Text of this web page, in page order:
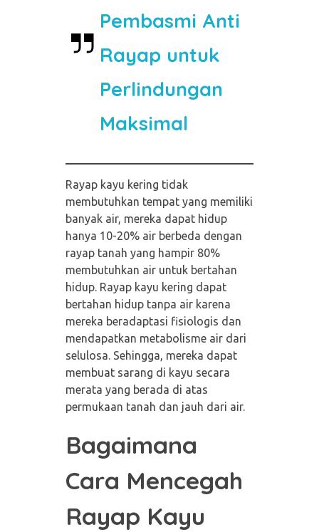
Pembasmi Anti
Rayap untuk
Perlindungan
Maksimal
Rayap kayu kering tidak
membutuhkan tempat yang memiliki
banyak air, mereka dapat hidup
hanya 10-20% air berbeda dengan
rayap tanah yang hampir 80%
membutuhkan air untuk bertahan
hidup. Rayap kayu kering dapat
bertahan hidup tanpa air karena
mereka beradaptasi fisiologis dan
mendapatkan metabolisme air dari
selulosa. Sehingga, mereka dapat
membuat sarang di kayu secara
merata yang berada di atas
permukaan tanah dan jauh dari air.
Bagaimana
Cara Mencegah
Rayap Kayu